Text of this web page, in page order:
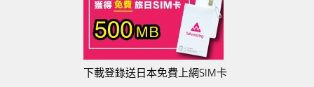
下載登錄送日本免費上網SIM卡